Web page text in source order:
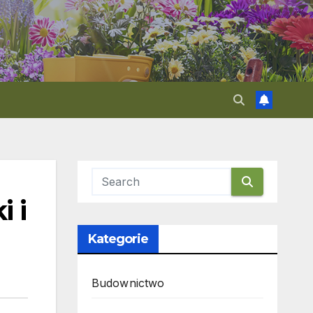
i
Kategorie
Budownictwo